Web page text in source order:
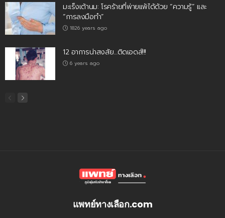
มะเร็งเต้านม: โรคร้ายที่พ่ายแพ้ได้ด้วย “ความรู้” และ
“การลงมือทำ”
1826 years ago
12 อาการน่าสงสัย…ติดเอดส์!!!
6 years ago
แพทย์ทางเลือก.com